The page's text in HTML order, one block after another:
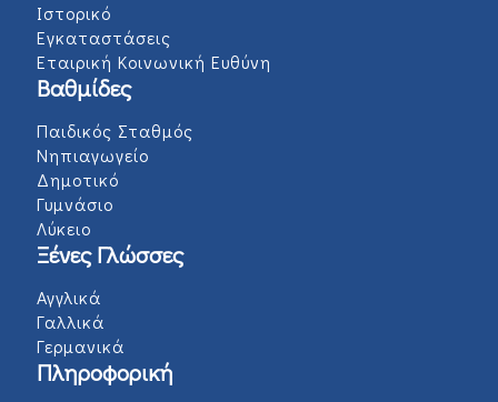
Ιστορικό
Εγκαταστάσεις
Εταιρική Κοινωνική Ευθύνη
Βαθμίδες
Παιδικός Σταθμός
Νηπιαγωγείο
Δημοτικό
Γυμνάσιο
Λύκειο
Ξένες Γλώσσες
Αγγλικά
Γαλλικά
Γερμανικά
Πληροφορική